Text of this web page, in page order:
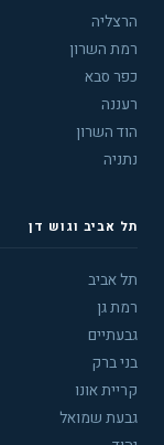
הרצליה
רמת השרון
כפר סבא
רעננה
הוד השרון
נתניה
תל אביב וגוש דן
תל אביב
רמת גן
גבעתיים
בני ברק
קריית אונו
גבעת שמואל